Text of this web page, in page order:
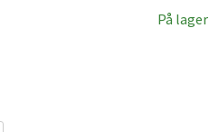
På lager